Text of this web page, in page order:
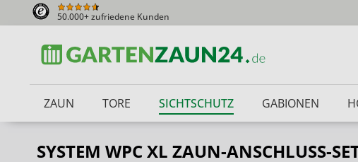
50.000+ zufriedene Kunden
ZAUN TORE SICHTSCHUTZ GABIONEN
SYSTEM WPC XL ZAUN-ANSCHLUSS-